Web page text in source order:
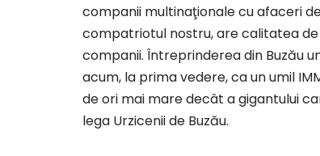
companii multinaţionale cu afaceri
compatriotul nostru, are calitatea
companii. Întreprinderea din Buzău
acum, la prima vedere, ca un umil
de ori mai mare decât a gigantului
lega Urzicenii de Buzău.